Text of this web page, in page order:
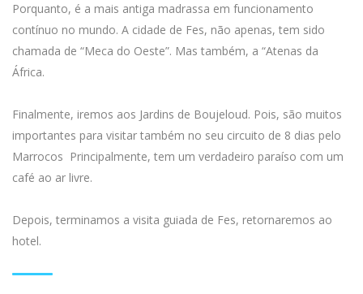
Porquanto, é a mais antiga madrassa em funcionamento
contínuo no mundo. A cidade de Fes, não apenas, tem sido
chamada de “Meca do Oeste”. Mas também, a “Atenas da
África.
Finalmente, iremos aos Jardins de Boujeloud. Pois, são muitos
importantes para visitar também no seu circuito de 8 dias pelo
Marrocos Principalmente, tem um verdadeiro paraíso com um
café ao ar livre.
Depois, terminamos a visita guiada de Fes, retornaremos ao
hotel.